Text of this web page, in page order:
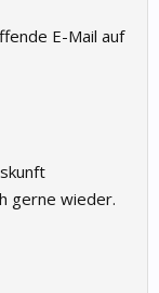
E-Mail auf
gerne wieder.